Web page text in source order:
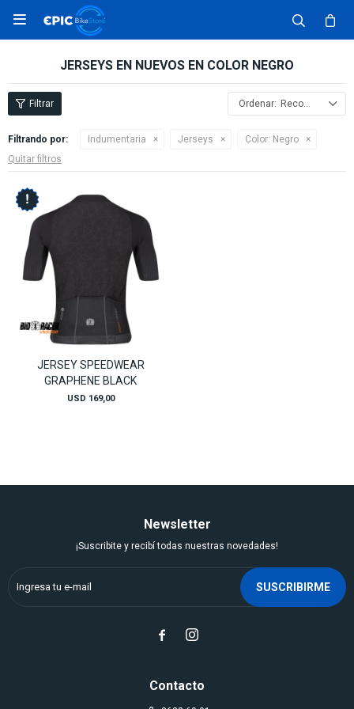

JERSEYS EN NUEVOS EN COLOR NEGRO
Recomendados
Filtrando por: Indumentaria Jerseys Color: Negro
Quitar filtros
JERSEY SPEEDWEAR
GRAPHENE BLACK
USD 169,00
Contacto
Newsletter
¡Suscribite y recibí todas nuestras novedades!
SUSCRIBIRME
 